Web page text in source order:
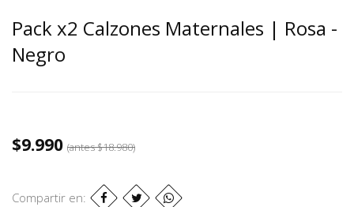
Pack x2 Calzones Maternales | Rosa -
Negro
$9.990 (antes$18.980)
Compartir en: